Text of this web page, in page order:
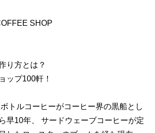
SHOP
り方とは？
ップ100軒！
トルコーヒーがコーヒー界の黒船とし
早10年、 サードウェーブコーヒーが定